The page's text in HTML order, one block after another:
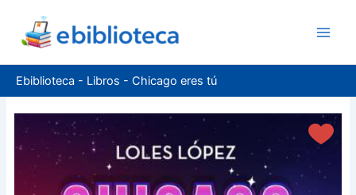
contenido
Ebiblioteca - Libros - Chicago eres tú